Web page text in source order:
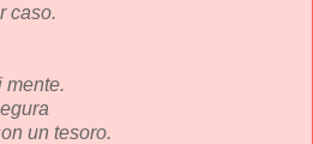
caso.
mente.
un tesoro.